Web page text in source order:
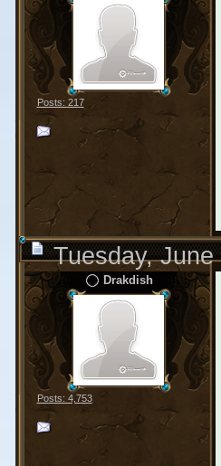
Posts: 217
Tuesday,
Drakdish
Posts: 4,753